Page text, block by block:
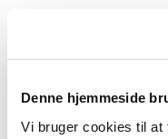
Denne hjemmeside
Vi bruger cookies til at